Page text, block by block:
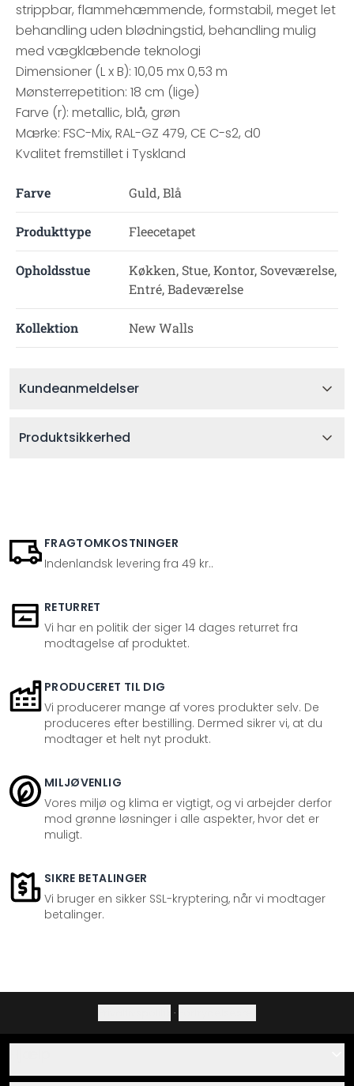
strippbar, flammehæmmende, formstabil, meget let
behandling uden blødningstid, behandling mulig
med vægklæbende teknologi
Dimensioner (L x B): 10,05 mx 0,53 m
Mønsterrepetition: 18 cm (lige)
Farve (r): metallic, blå, grøn
Mærke: FSC-Mix, RAL-GZ 479, CE C-s2, d0
Kvalitet fremstillet i Tyskland
Farve Guld, Blå
Produkttype Fleecetapet
Opholdsstue
Køkken, Stue, Kontor, Soveværelse,
Entré, Badeværelse
Kollektion New Walls
Kundeanmeldelser
Produktsikkerhed
FRAGTOMKOSTNINGER
Indenlandsk levering fra 49 kr..
RETURRET
Vi har en politik der siger 14 dages returret fra
modtagelse af produktet.
PRODUCERET TIL DIG
Vi producerer mange af vores produkter selv. De
produceres efter bestilling. Dermed sikrer vi, at du
modtager et helt nyt produkt.
MILJØVENLIG
Vores miljø og klima er vigtigt, og vi arbejder derfor
mod grønne løsninger i alle aspekter, hvor det er
muligt.
SIKRE BETALINGER
Vi bruger en sikker SSL-kryptering, når vi modtager
betalinger.
·